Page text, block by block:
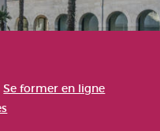
Se former en ligne